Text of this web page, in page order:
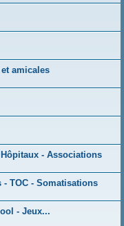
amicales
- Associations
TOC - Somatisations
- Jeux...